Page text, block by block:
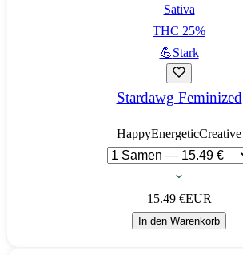
Sativa
THC 25%
💪Stark
Stardawg Feminized
HappyEnergeticCreative
15.49€EUR
In den Warenkorb